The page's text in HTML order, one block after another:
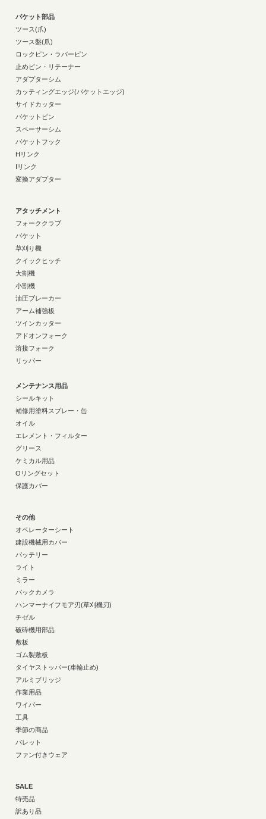
バケット部品
ツース(爪)
ツース盤(爪)
ロックピン・ラバーピン
止めピン・リテーナー
アダプターシム
カッティングエッジ(バケットエッジ)
サイドカッター
バケットピン
スペーサーシム
バケットフック
Hリンク
Iリンク
変換アダプター
アタッチメント
フォーククラブ
バケット
草刈り機
クイックヒッチ
大割機
小割機
油圧ブレーカー
アーム補強板
ツインカッター
アドオンフォーク
溶接フォーク
リッパー
メンテナンス用品
シールキット
補修用塗料スプレー・缶
オイル
エレメント・フィルター
グリース
ケミカル用品
Oリングセット
保護カバー
その他
オペレーターシート
建設機械用カバー
バッテリー
ライト
ミラー
バックカメラ
ハンマーナイフモア刃(草刈機刃)
チゼル
破砕機用部品
敷板
ゴム製敷板
タイヤストッパー(車輪止め)
アルミブリッジ
作業用品
ワイパー
工具
季節の商品
パレット
ファン付きウェア
SALE
特売品
訳あり品